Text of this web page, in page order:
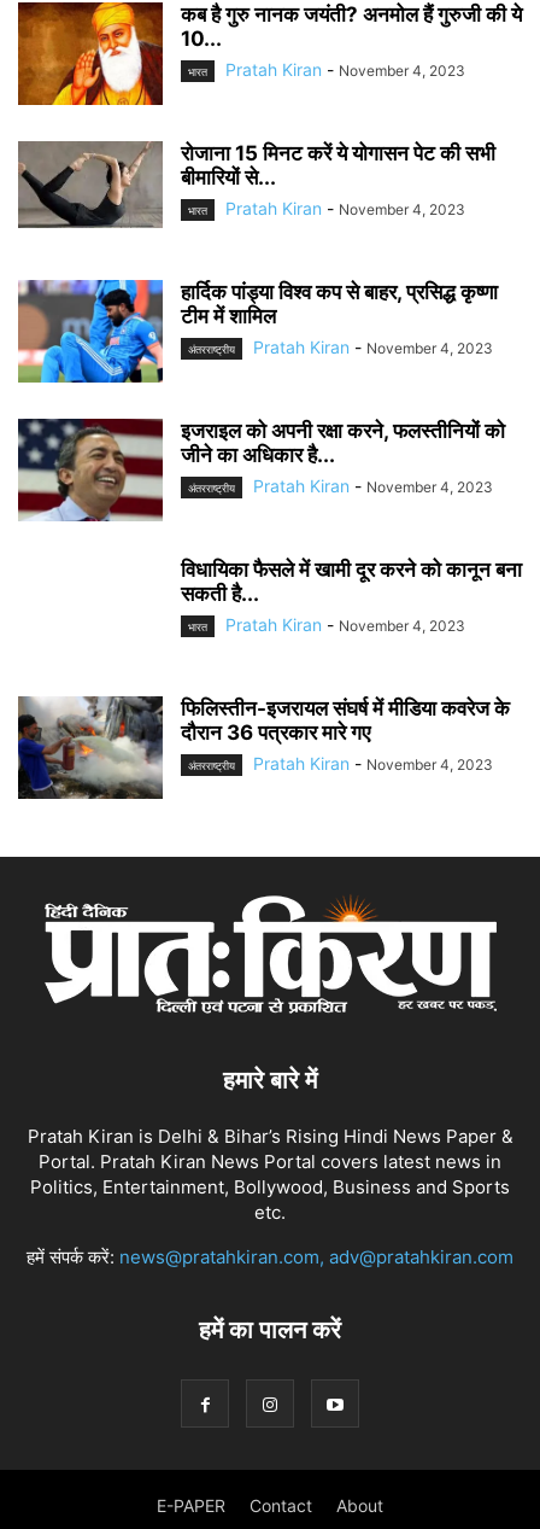
कब है गुरु नानक जयंती? अनमोल हैं गुरुजी की ये
10...
भारत Pratah Kiran - November 4, 2023
रोजाना 15 मिनट करें ये योगासन पेट की सभी
बीमारियों से...
भारत Pratah Kiran - November 4, 2023
हार्दिक पांड्या विश्व कप से बाहर, प्रसिद्ध कृष्णा
टीम में शामिल
अंतरराष्ट्रीय Pratah Kiran - November 4, 2023
इजराइल को अपनी रक्षा करने, फलस्तीनियों को
जीने का अधिकार है...
अंतरराष्ट्रीय Pratah Kiran - November 4, 2023
विधायिका फैसले में खामी दूर करने को कानून बना
सकती है...
भारत Pratah Kiran - November 4, 2023
फिलिस्तीन-इजरायल संघर्ष में मीडिया कवरेज के
दौरान 36 पत्रकार मारे गए
अंतरराष्ट्रीय Pratah Kiran - November 4, 2023
हमारे बारे में
Pratah Kiran is Delhi & Bihar’s Rising Hindi News Paper &
Portal. Pratah Kiran News Portal covers latest news in
Politics, Entertainment, Bollywood, Business and Sports
etc.
हमें संपर्क करें: news@pratahkiran.com, adv@pratahkiran.com
हमें का पालन करें
E-PAPER Contact About